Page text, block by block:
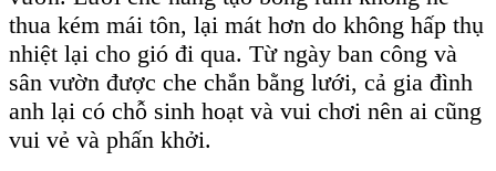
thua kém mái tôn, lại mát hơn do không hấp thụ
nhiệt lại cho gió đi qua. Từ ngày ban công và
sân vườn được che chắn bằng lưới, cả gia đình
anh lại có chỗ sinh hoạt và vui chơi nên ai cũng
vui vẻ và phấn khởi.